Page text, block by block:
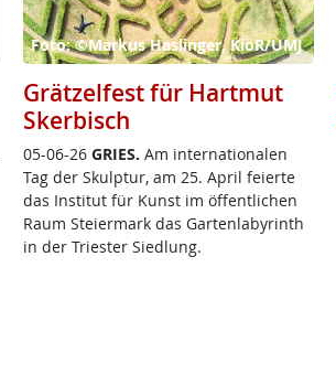
Foto: ©Markus Haslinger, KiöR/UMJ
Grätzelfest für Hartmut
Skerbisch
05-06-26 GRIES. Am in­ter­na­tio­na­len
Tag der Skulp­tur, am 25. April fei­er­te
das In­sti­tut für Kunst im öf­f­ent­li­chen
Raum Stei­er­mark das Gar­ten­la­byrinth
in der Tri­es­ter Sied­lung.